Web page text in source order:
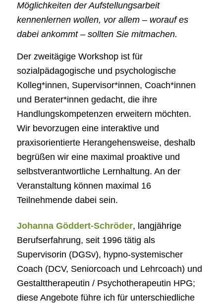
Möglichkeiten der Aufstellungsarbeit
kennenlernen wollen, vor allem – worauf es
dabei ankommt – sollten Sie mitmachen.
Der zweitägige Workshop ist für
sozialpädagogische und psychologische
Kolleg*innen, Supervisor*innen, Coach*innen
und Berater*innen gedacht, die ihre
Handlungskompetenzen erweitern möchten.
Wir bevorzugen eine interaktive und
praxisorientierte Herangehensweise, deshalb
begrüßen wir eine maximal proaktive und
selbstverantwortliche Lernhaltung. An der
Veranstaltung können maximal 16
Teilnehmende dabei sein.
Johanna Göddert-Schröder, langjährige
Berufserfahrung, seit 1996 tätig als
Supervisorin (DGSv), hypno-systemischer
Coach (DCV, Seniorcoach und Lehrcoach) und
Gestalttherapeutin / Psychotherapeutin HPG;
diese Angebote führe ich für unterschiedliche